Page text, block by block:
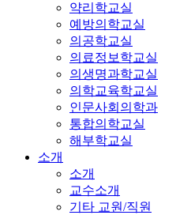
약리학교실
예방의학교실
의공학교실
의료정보학교실
의생명과학교실
의학교육학교실
인문사회의학과
통합의학교실
해부학교실
소개
소개
교수소개
기타 교원/직원